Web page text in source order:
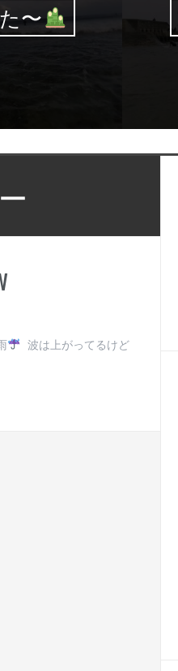
〜
波は上がってるけど